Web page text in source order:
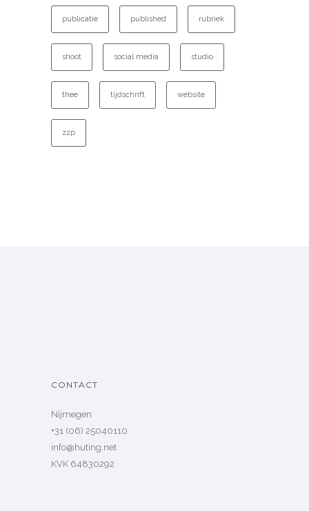
publicatie published rubriek
shoot social media studio
thee tijdschrift website
zzp
CONTACT
Nijmegen
+31 (06) 25040110
info@huting.net
KVK 64830292